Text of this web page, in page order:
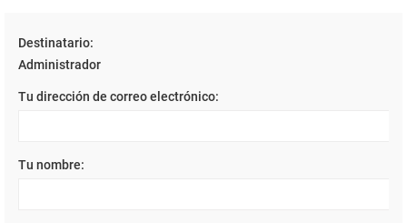
Destinatario:
Administrador
Tu dirección de correo electrónico:
Tu nombre: